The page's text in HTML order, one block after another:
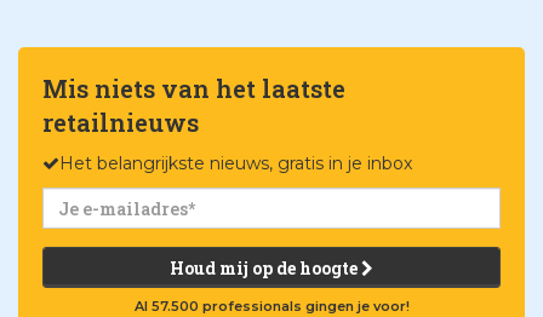
Mis niets van het laatste
retailnieuws
Het belangrijkste nieuws, gratis in je inbox
Houd mij op de hoogte
Al 57.500 professionals gingen je voor!